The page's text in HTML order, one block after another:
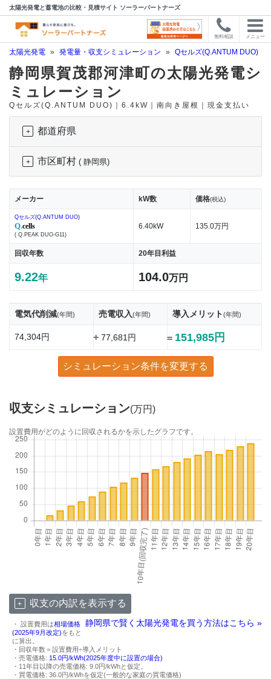
太陽光発電と蓄電池の比較・見積サイト ソーラーパートナーズ
無料相談 メニュー
太陽光発電 » 発電量・収支シミュレーション » Qセルズ(Q.ANTUM DUO)
静岡県賀茂郡河津町の太陽光発電シ
ミュレーション
Qセルズ(Q.ANTUM DUO)｜6.4kW｜南向き屋根｜現金支払い
都道府県
市区町村 ( 静岡県)
メーカー kW数 価格(税込)
Qセルズ(Q.ANTUM DUO)
Q.cells
( Q.PEAK DUO-G11)
6.40kW 135.0万円
回収年数 20年目利益
9.22年 104.0万円
電気代削減(年間) 売電収入(年間) 導入メリット(年間)
74,304円 +77,681円 = 151,985円
シミュレーション条件を変更する
収支シミュレーション(万円)
設置費用がどのように回収されるかを示したグラフです。
収支の内訳を表示する
静岡県で賢く太陽光発電を買う方法はこちら »
・ 設置費用は相場価格
(2025年9月改定)をもと
に算出。
・回収年数＝設置費用÷導入メリット
・売電価格: 15.0円/kWh(2025年度中に設置の場合)
・11年目以降の売電価格: 9.0円/kWhと仮定。
・買電価格: 36.0円/kWhを仮定(一般的な家庭の買電価格)